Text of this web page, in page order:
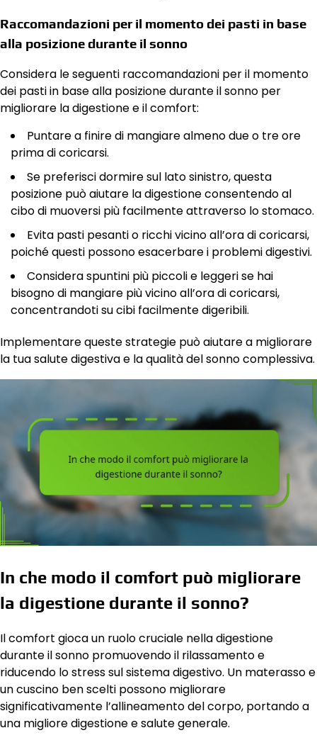
Raccomandazioni per il momento dei pasti in base
alla posizione durante il sonno
Considera le seguenti raccomandazioni per il momento
dei pasti in base alla posizione durante il sonno per
migliorare la digestione e il comfort:
Puntare a finire di mangiare almeno due o tre ore
prima di coricarsi.
Se preferisci dormire sul lato sinistro, questa
posizione può aiutare la digestione consentendo al
cibo di muoversi più facilmente attraverso lo stomaco.
Evita pasti pesanti o ricchi vicino all’ora di coricarsi,
poiché questi possono esacerbare i problemi digestivi.
Considera spuntini più piccoli e leggeri se hai
bisogno di mangiare più vicino all’ora di coricarsi,
concentrandoti su cibi facilmente digeribili.
Implementare queste strategie può aiutare a migliorare
la tua salute digestiva e la qualità del sonno complessiva.
In che modo il comfort può migliorare
la digestione durante il sonno?
Il comfort gioca un ruolo cruciale nella digestione
durante il sonno promuovendo il rilassamento e
riducendo lo stress sul sistema digestivo. Un materasso e
un cuscino ben scelti possono migliorare
significativamente l’allineamento del corpo, portando a
una migliore digestione e salute generale.